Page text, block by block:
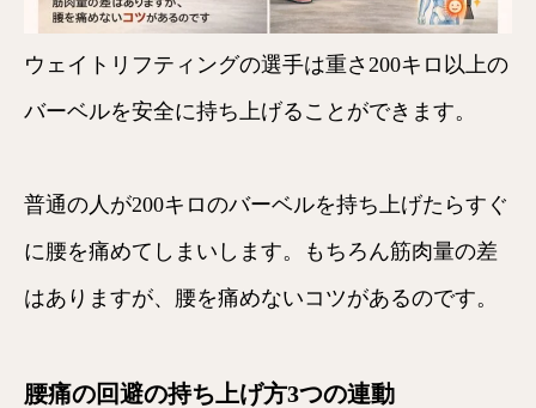
ウェイトリフティングの選手は重さ200キロ以上の
バーベルを安全に持ち上げることができます。
普通の人が200キロのバーベルを持ち上げたらすぐ
に腰を痛めてしまいします。もちろん筋肉量の差
はありますが、腰を痛めないコツがあるのです。
腰痛の回避の持ち上げ方3つの連動